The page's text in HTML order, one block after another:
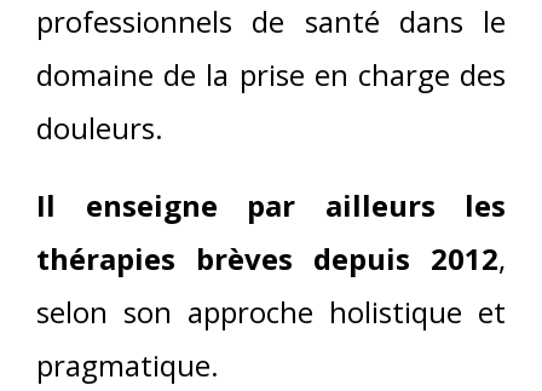
professionnels de santé dans le
domaine de la prise en charge des
douleurs.
Il enseigne par ailleurs les
thérapies brèves depuis 2012,
selon son approche holistique et
pragmatique.